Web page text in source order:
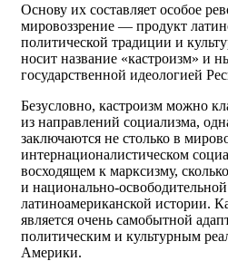
Основу их составляет особое
мировоззрение — продукт
политической традиции и
носит название «кастроизм» и
государственной идеологией
Безусловно, кастроизм можно
из направлений социализма,
заключаются не столько в
интернационалистическом
восходящем к марксизму,
и национально-
латиноамериканской истории.
является очень самобытной
политическим и культурным
Америки.